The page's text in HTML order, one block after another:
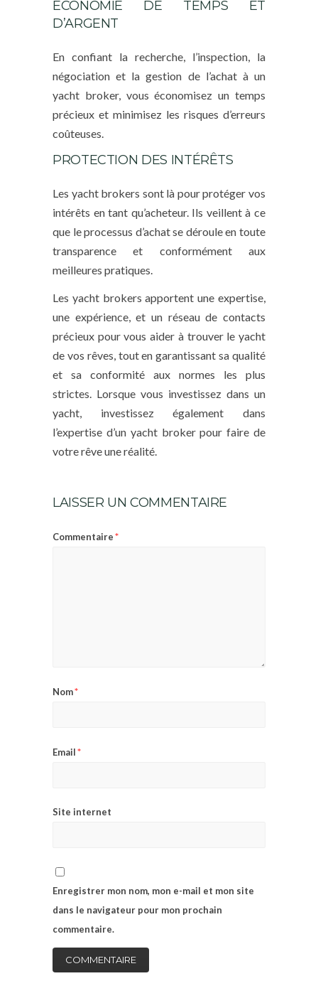
ÉCONOMIE DE TEMPS ET
D’ARGENT
En confiant la recherche, l’inspection, la
négociation et la gestion de l’achat à un
yacht broker, vous économisez un temps
précieux et minimisez les risques d’erreurs
coûteuses.
PROTECTION DES INTÉRÊTS
Les yacht brokers sont là pour protéger vos
intérêts en tant qu’acheteur. Ils veillent à ce
que le processus d’achat se déroule en toute
transparence et conformément aux
meilleures pratiques.
Les yacht brokers apportent une expertise,
une expérience, et un réseau de contacts
précieux pour vous aider à trouver le yacht
de vos rêves, tout en garantissant sa qualité
et sa conformité aux normes les plus
strictes. Lorsque vous investissez dans un
yacht, investissez également dans
l’expertise d’un yacht broker pour faire de
votre rêve une réalité.
LAISSER UN COMMENTAIRE
Commentaire*
Nom*
Email*
Site internet
Enregistrer mon nom, mon e-mail et mon site
dans le navigateur pour mon prochain
commentaire.